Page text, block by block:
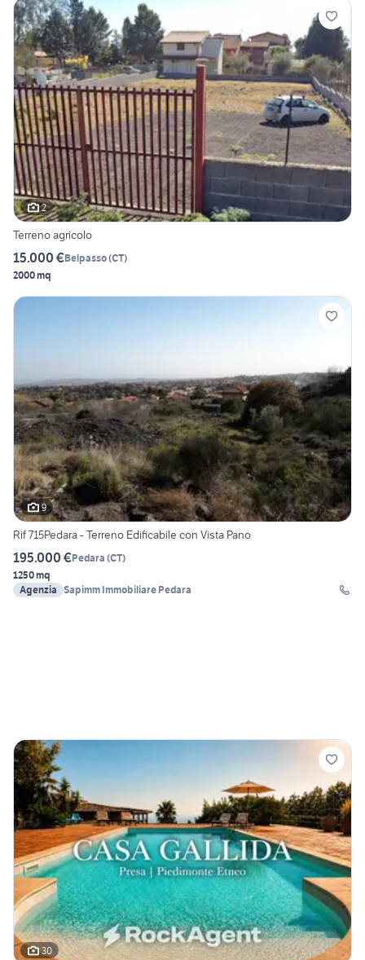
2
Terreno agricolo
15.000 €Belpasso(CT)
2000 mq
9
Rif 715Pedara - Terreno Edificabile con Vista Pano
195.000 €Pedara (CT)
1250 mq
Agenzia Sapimm Immobiliare Pedara
30